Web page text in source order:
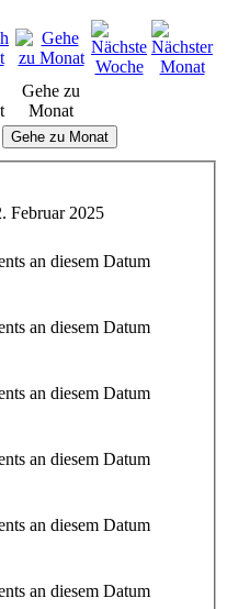
Gehe zu
Monat
Gehe zu Monat
Februar 2025
an diesem Datum
an diesem Datum
an diesem Datum
an diesem Datum
an diesem Datum
an diesem Datum